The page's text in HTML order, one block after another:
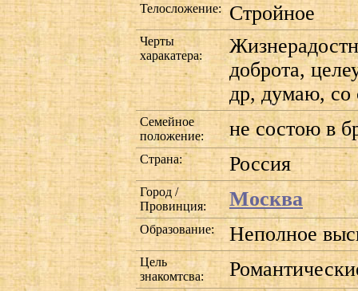
Телосложение: Стройное
Черты
харакатера:
доброта,
др, думаю, со
Семейное
положение:
не состою в
Страна: Россия
Город /
Провинция:
Москва
Образование: Неполное
Цель
знакомтсва: